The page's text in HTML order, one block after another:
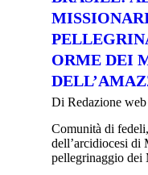
ORME DEI
Di Redazione web
Comunità di
dell’arcidiocesi di
pellegrinaggio